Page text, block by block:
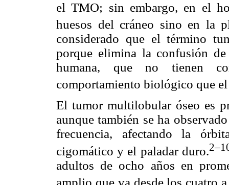
el TMO; sin embargo, en el
huesos del cráneo sino en la
considerado que el término
porque elimina la confusión
humana, que no tienen
comportamiento biológico que
El tumor multilobular óseo es
aunque también se ha
frecuencia, afectando la
cigomático y el paladar duro.
adultos de ocho años en
amplio que va desde los cuatro